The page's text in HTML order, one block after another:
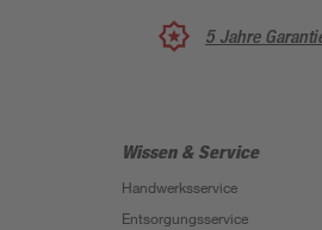
5 Jahre
Wissen & Service
Handwerksservice
Entsorgungsservice